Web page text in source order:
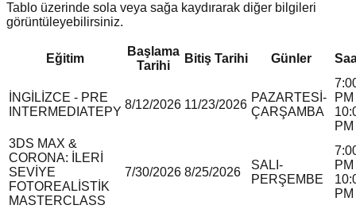
Tablo üzerinde sola veya sağa kaydırarak diğer bilgileri
görüntüleyebilirsiniz.
Eğitim
Başlama
Tarihi
Bitiş Tarihi Günler
İNGİLİZCE - PRE
INTERMEDIATEPY
8/12/2026 11/23/2026
PAZARTESİ-
ÇARŞAMBA
PM
PM
3DS MAX &
CORONA: İLERİ
SEVİYE
FOTOREALİSTİK
MASTERCLASS
7/30/2026 8/25/2026
SALI-
PERŞEMBE
PM
PM